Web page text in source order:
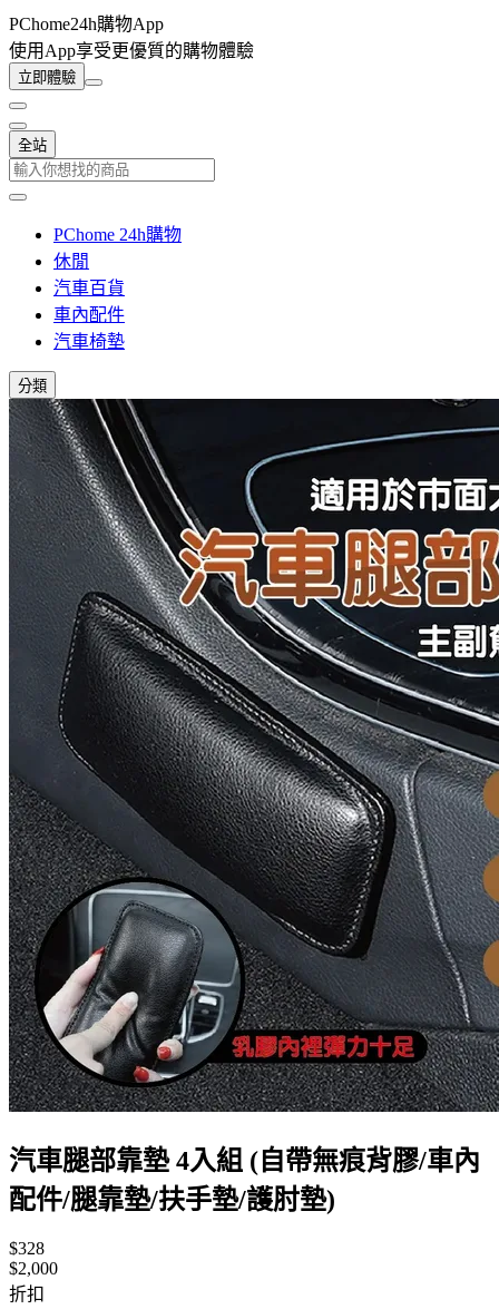
PChome24h購物App
使用App享受更優質的購物體驗
立即體驗
全站
PChome 24h購物
休閒
汽車百貨
車內配件
汽車椅墊
分類
汽車腿部靠墊 4入組 (自帶無痕背膠/車內
配件/腿靠墊/扶手墊/護肘墊)
$328
$2,000
折扣